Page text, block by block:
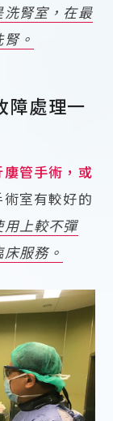
腎室，在最
。
障處理一
管手術，或
術室有較好的
用上較不彈
服務。